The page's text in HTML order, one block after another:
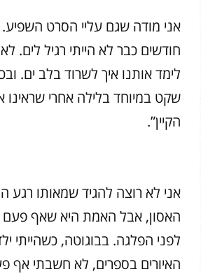
אני מודה שגם עליי הסרט
חודשים כבר לא הייתי רגיל לים.
לימד אותנו איך לשרוד בלב ים.
שקט במיוחד בלילה אחרי
הקיין”.
אני לא רוצה להגיד שמאותו
האסון, אבל האמת היא שאף פעם
לפני הפלגה. בבוגוטה, כשהייתי
האיורים בספרים, לא חשבתי אף